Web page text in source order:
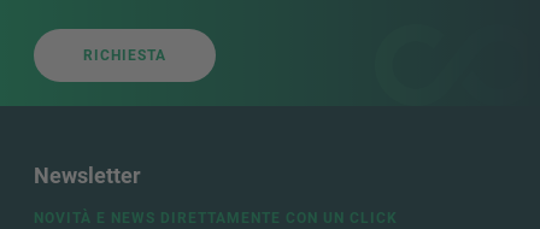
RICHIESTA
Newsletter
NOVITÀ E NEWS DIRETTAMENTE CON UN CLICK